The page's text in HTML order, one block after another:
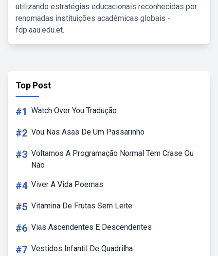
utilizando estratégias educacionais reconhecidas por
renomadas instituições acadêmicas globais -
fdp.aau.edu.et.
Top Post
#1 Watch Over You Tradução
#2 Vou Nas Asas De Um Passarinho
#3 Voltamos A Programação Normal Tem Crase Ou
Não
#4 Viver A Vida Poemas
#5 Vitamina De Frutas Sem Leite
#6 Vias Ascendentes E Descendentes
#7 Vestidos Infantil De Quadrilha